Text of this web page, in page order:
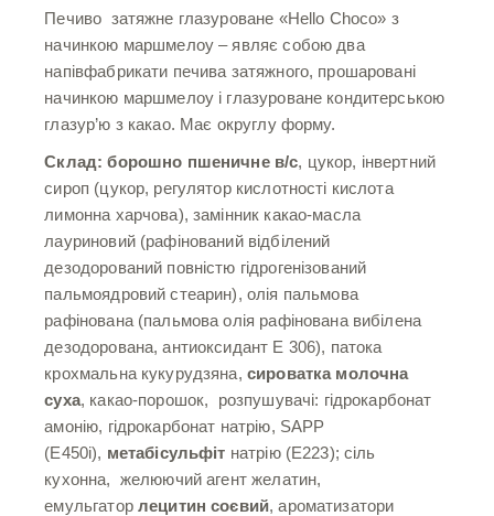
Печиво затяжне глазуроване «Hello Choco» з
начинкою маршмелоу – являє собою два
напівфабрикати печива затяжного, прошаровані
начинкою маршмелоу і глазуроване кондитерською
глазур’ю з какао. Має округлу форму.
Склад: борошно пшеничне в/с, цукор, інвертний
сироп (цукор, регулятор кислотності кислота
лимонна харчова), замінник какао-масла
лауриновий (рафінований відбілений
дезодорований повністю гідрогенізований
пальмоядровий стеарин), олія пальмова
рафінована (пальмова олія рафінована вибілена
дезодорована, антиоксидант Е 306), патока
крохмальна кукурудзяна, сироватка молочна
суха, какао-порошок, розпушувачі: гідрокарбонат
амонію, гідрокарбонат натрію, SAPP
(Е450і), метабісульфіт натрію (Е223); сіль
кухонна, желюючий агент желатин,
емульгатор лецитин соєвий, ароматизатори